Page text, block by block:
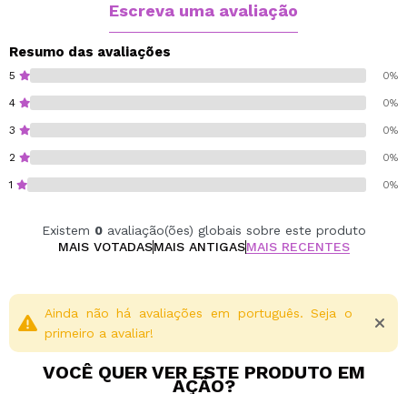
Cruelty free.
Escreva uma avaliação
Resumo das avaliações
5 0%
4 0%
3 0%
2 0%
1 0%
Existem 0avaliação(ões) globais sobre este produto
MAIS VOTADASMAIS ANTIGASMAIS RECENTES
Ainda não há avaliações em português. Seja o
primeiro a avaliar!
VOCÊ QUER VER ESTE PRODUTO EM
AÇÃO?